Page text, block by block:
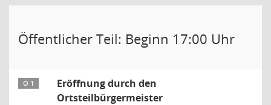
Öffentlicher Teil: Beginn 17:00 Uhr
Ö 1
Eröffnung durch den
Ortsteilbürgermeister